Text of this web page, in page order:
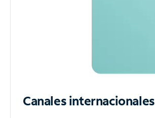
Canales internacionales